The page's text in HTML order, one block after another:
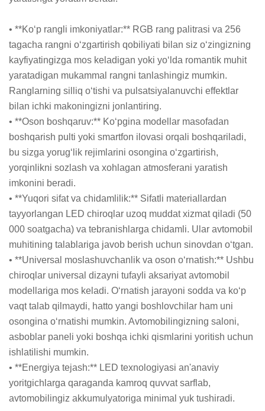
• **Ko‘p rangli imkoniyatlar:** RGB rang palitrasi va 256
tagacha rangni o‘zgartirish qobiliyati bilan siz o‘zingizning
kayfiyatingizga mos keladigan yoki yo‘lda romantik muhit
yaratadigan mukammal rangni tanlashingiz mumkin.
Ranglarning silliq o‘tishi va pulsatsiyalanuvchi effektlar
bilan ichki makoningizni jonlantiring.
• **Oson boshqaruv:** Ko‘pgina modellar masofadan
boshqarish pulti yoki smartfon ilovasi orqali boshqariladi,
bu sizga yorug‘lik rejimlarini osongina o‘zgartirish,
yorqinlikni sozlash va xohlagan atmosferani yaratish
imkonini beradi.
• **Yuqori sifat va chidamlilik:** Sifatli materiallardan
tayyorlangan LED chiroqlar uzoq muddat xizmat qiladi (50
000 soatgacha) va tebranishlarga chidamli. Ular avtomobil
muhitining talablariga javob berish uchun sinovdan o‘tgan.
• **Universal moslashuvchanlik va oson o‘rnatish:** Ushbu
chiroqlar universal dizayni tufayli aksariyat avtomobil
modellariga mos keladi. O‘rnatish jarayoni sodda va ko‘p
vaqt talab qilmaydi, hatto yangi boshlovchilar ham uni
osongina o‘rnatishi mumkin. Avtomobilingizning saloni,
asboblar paneli yoki boshqa ichki qismlarini yoritish uchun
ishlatilishi mumkin.
• **Energiya tejash:** LED texnologiyasi an'anaviy
yoritgichlarga qaraganda kamroq quvvat sarflab,
avtomobilingiz akkumulyatoriga minimal yuk tushiradi.